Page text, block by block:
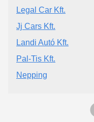
Legal Car Kft.
Jj Cars Kft.
Landi Autó Kft.
Pal-Tis Kft.
Nepping